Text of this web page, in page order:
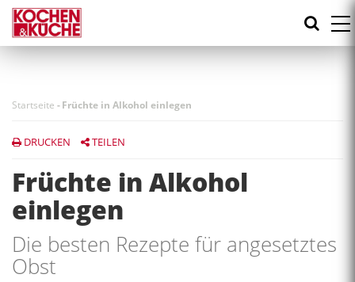
Direkt
zum
Inhalt
Startseite -Früchte in Alkohol einlegen
DRUCKEN TEILEN
Früchte in Alkohol
einlegen
Die besten Rezepte für angesetztes
Obst